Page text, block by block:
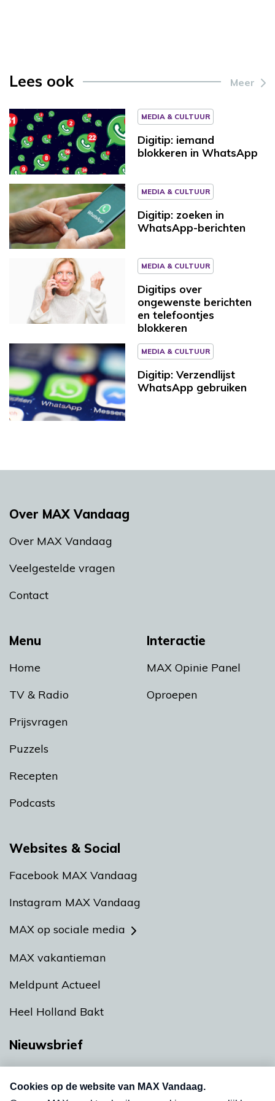
Lees ook Meer
MEDIA & CULTUUR
Digitip: iemand
blokkeren in WhatsApp
MEDIA & CULTUUR
Digitip: zoeken in
WhatsApp-berichten
MEDIA & CULTUUR
Digitips over
ongewenste berichten
en telefoontjes
blokkeren
MEDIA & CULTUUR
Digitip: Verzendlijst
WhatsApp gebruiken
Menu
Home
TV & Radio
Prijsvragen
Puzzels
Recepten
Podcasts
Interactie
MAX Opinie Panel
Oproepen
Over MAX Vandaag
Over MAX Vandaag
Veelgestelde vragen
Contact
Websites & Social
Facebook MAX Vandaag
Instagram MAX Vandaag
MAX op sociale media
MAX vakantieman
Meldpunt Actueel
Heel Holland Bakt
Nieuwsbrief
nieuwsbrief. Elke vrijdag- en dinsdagochtend in